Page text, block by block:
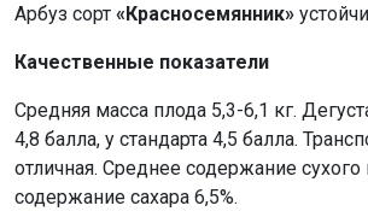
Арбуз сорт «Красносемянник»
Качественные показатели
Средняя масса плода 5,3-6,1 кг.
4,8 балла, у стандарта 4,5 балла.
отличная. Среднее содержание сухого
содержание сахара 6,5%.